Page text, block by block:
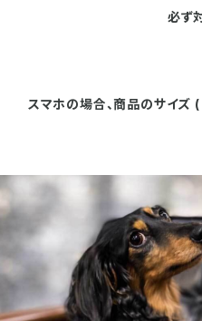
必ず
スマホの場合、商品のサイズ